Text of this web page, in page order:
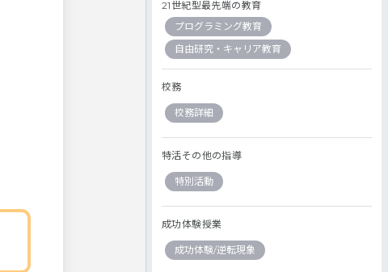
21世紀型最先端の教育
プログラミング教育
自由研究・キャリア教育
校務
校務詳細
特活その他の指導
特別活動
成功体験授業
成功体験/逆転現象